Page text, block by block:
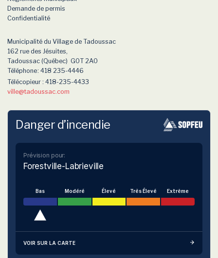
Demande de permis
Confidentialité
Municipalité du Village de Tadoussac
162 rue des Jésuites,
Tadoussac (Québec) G0T 2A0
Téléphone: 418 235-4446
Télécopieur : 418-235-4433
ville@tadoussac.com
Danger d’incendie
Prévision pour:
Forestville-Labrieville
Bas Modéré Élevé Très Élevé Extrême
VOIR SUR LA CARTE